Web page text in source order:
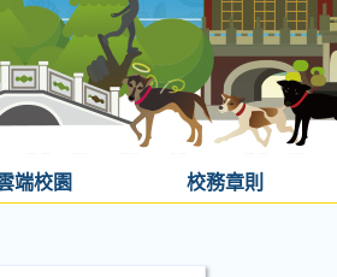
端校園 校務章則